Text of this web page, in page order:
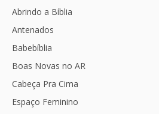
Abrindo a Bíblia
Antenados
Babebíblia
Boas Novas no AR
Cabeça Pra Cima
Espaço Feminino